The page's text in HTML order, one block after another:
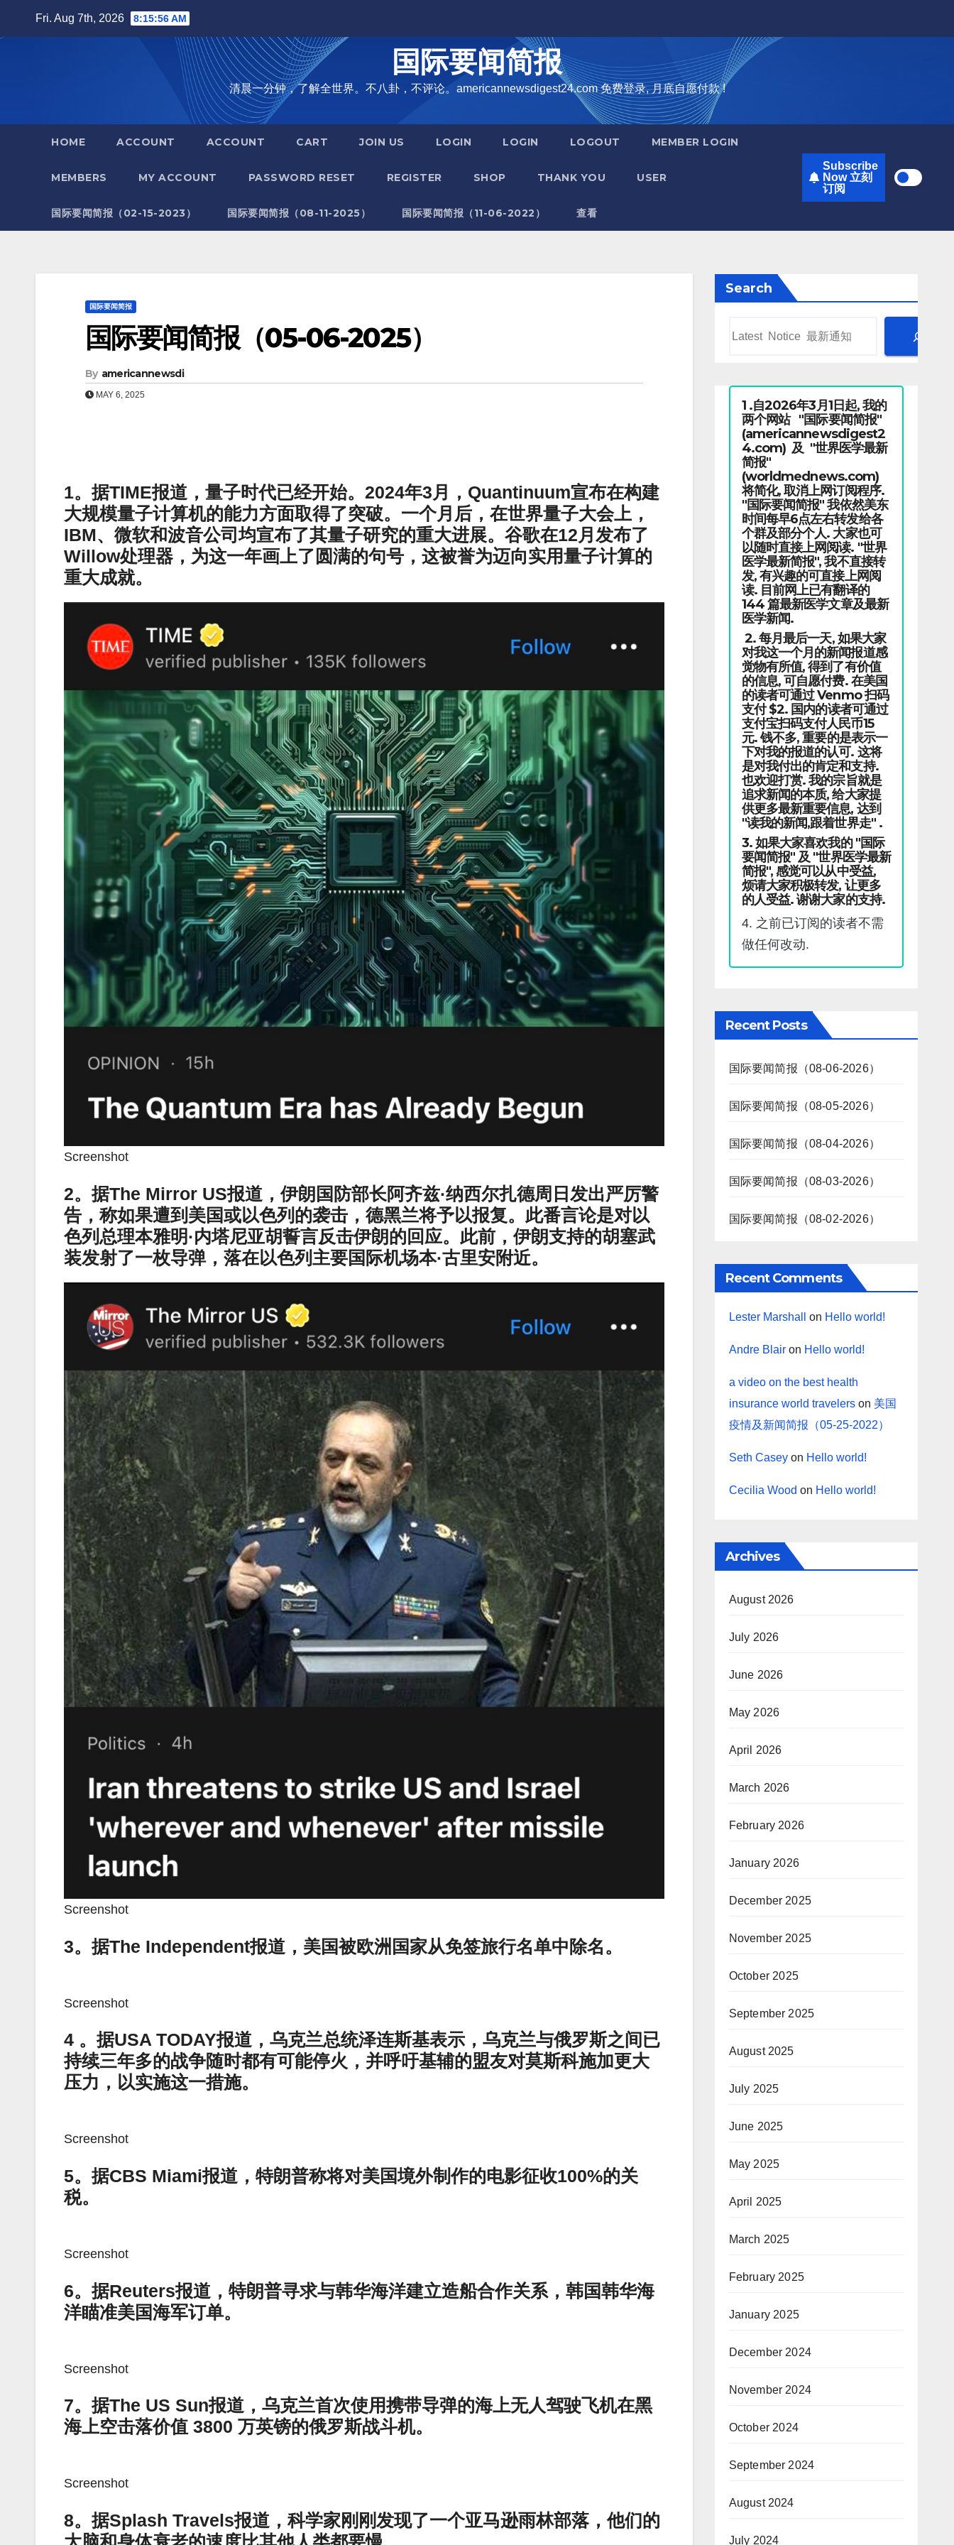
Fri. Aug 7th, 2026 8:15:57 AM
国际要闻简报
清晨一分钟，了解全世界。不八卦，不评论。americannewsdigest24.com 免费登录, 月底自愿付款 !
HOME ACCOUNT ACCOUNT CART JOIN US LOGIN LOGIN LOGOUT MEMBER LOGIN
MEMBERS MY ACCOUNT PASSWORD RESET REGISTER SHOP THANK YOU USER
国际要闻简报（02-15-2023） 国际要闻简报（08-11-2025） 国际要闻简报（11-06-2022） 查看
Subscribe
Now 立刻
订阅
国际要闻简报
国际要闻简报（05-06-2025）
By americannewsdi
MAY 6, 2025
1。据TIME报道，量子时代已经开始。2024年3月，Quantinuum宣布在构建
大规模量子计算机的能力方面取得了突破。一个月后，在世界量子大会上，
IBM、微软和波音公司均宣布了其量子研究的重大进展。谷歌在12月发布了
Willow处理器，为这一年画上了圆满的句号，这被誉为迈向实用量子计算的
重大成就。
Screenshot
2。据The Mirror US报道，伊朗国防部长阿齐兹·纳西尔扎德周日发出严厉警
告，称如果遭到美国或以色列的袭击，德黑兰将予以报复。此番言论是对以
色列总理本雅明·内塔尼亚胡誓言反击伊朗的回应。此前，伊朗支持的胡塞武
装发射了一枚导弹，落在以色列主要国际机场本·古里安附近。
Screenshot
3。据The Independent报道，美国被欧洲国家从免签旅行名单中除名。
Screenshot
4 。据USA TODAY报道，乌克兰总统泽连斯基表示，乌克兰与俄罗斯之间已
持续三年多的战争随时都有可能停火，并呼吁基辅的盟友对莫斯科施加更大
压力，以实施这一措施。
Screenshot
5。据CBS Miami报道，特朗普称将对美国境外制作的电影征收100%的关
税。
Screenshot
6。据Reuters报道，特朗普寻求与韩华海洋建立造船合作关系，韩国韩华海
洋瞄准美国海军订单。
Screenshot
7。据The US Sun报道，乌克兰首次使用携带导弹的海上无人驾驶飞机在黑
海上空击落价值 3800 万英镑的俄罗斯战斗机。
Screenshot
8。据Splash Travels报道，科学家刚刚发现了一个亚马逊雨林部落，他们的
Search
1 .自2026年3月1日起, 我的
两个网站 "国际要闻简报"
(americannewsdigest2
4.com) 及 "世界医学最新
简报"
(worldmednews.com)
将简化, 取消上网订阅程序.
"国际要闻简报" 我依然美东
时间每早6点左右转发给各
个群及部分个人. 大家也可
以随时直接上网阅读. "世界
医学最新简报", 我不直接转
发, 有兴趣的可直接上网阅
读. 目前网上已有翻译的
144 篇最新医学文章及最新
医学新闻.
2. 每月最后一天, 如果大家
对我这一个月的新闻报道感
觉物有所值, 得到了有价值
的信息, 可自愿付费. 在美国
的读者可通过 Venmo 扫码
支付 $2. 国内的读者可通过
支付宝扫码支付人民币15
元. 钱不多, 重要的是表示一
下对我的报道的认可. 这将
是对我付出的肯定和支持.
也欢迎打赏. 我的宗旨就是
追求新闻的本质, 给大家提
供更多最新重要信息, 达到
"读我的新闻,跟着世界走" .
3. 如果大家喜欢我的 "国际
要闻简报" 及 "世界医学最新
简报", 感觉可以从中受益,
烦请大家积极转发, 让更多
的人受益. 谢谢大家的支持.
4. 之前已订阅的读者不需
做任何改动.
Recent Posts
国际要闻简报（08-06-2026）
国际要闻简报（08-05-2026）
国际要闻简报（08-04-2026）
国际要闻简报（08-03-2026）
国际要闻简报（08-02-2026）
Recent Comments
Lester Marshall on Hello world!
Andre Blairon Hello world!
a video on the best health
insurance world travelerson 美国
疫情及新闻简报（05-25-2022）
Seth Caseyon Hello world!
Cecilia Wood on Hello world!
Archives
August 2026
July 2026
June 2026
May 2026
April 2026
March 2026
February 2026
January 2026
December 2025
November 2025
October 2025
September 2025
August 2025
July 2025
June 2025
May 2025
April 2025
March 2025
February 2025
January 2025
December 2024
November 2024
October 2024
September 2024
August 2024
July 2024